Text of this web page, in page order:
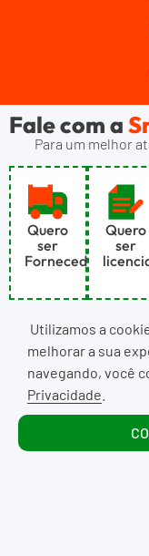
Fale com a
Para um melhor
Quero
ser
Fornecedor
Quero
ser
Utilizamos a
melhorar a sua
navegando, você
Privacidade